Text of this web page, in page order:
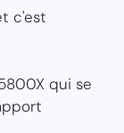
c'est
qui se